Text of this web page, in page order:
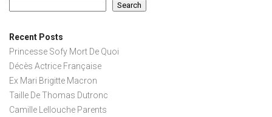
Search
Recent Posts
Princesse Sofy Mort De Quoi
Décès Actrice Française
Ex Mari Brigitte Macron
Taille De Thomas Dutronc
Camille Lellouche Parents